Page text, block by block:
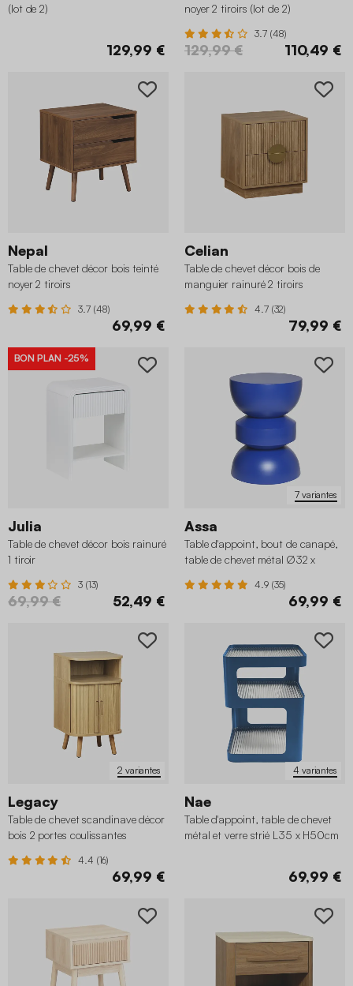
(lot de 2)
129,99 €
noyer 2 tiroirs (lot de 2)
3.7 (48)
129,99 € 110,49 €
Nepal
Table de chevet décor bois teinté
noyer 2 tiroirs
3.7 (48)
69,99 €
Celian
Table de chevet décor bois de
manguier rainuré 2 tiroirs
4.7 (32)
79,99 €
BON PLAN -25%
Julia
Table de chevet décor bois rainuré
1 tiroir
3 (13)
69,99 € 52,49 €
7 variantes
Assa
Table d'appoint, bout de canapé,
table de chevet métal Ø32 x
4.9 (35)
69,99 €
2 variantes
Legacy
Table de chevet scandinave décor
bois 2 portes coulissantes
4.4 (16)
69,99 €
4 variantes
Nae
Table d'appoint, table de chevet
métal et verre strié L35 x H50cm
69,99 €